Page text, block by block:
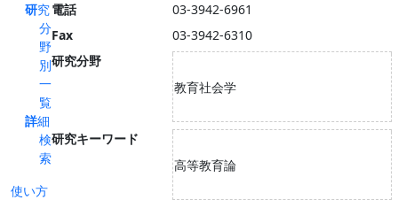
研究
分
野
別
一
覧
詳細
検
索
使い方
電話
03-3942-6961
Fax
03-3942-6310
研究分野
教育社会学
研究キーワード
高等教育論